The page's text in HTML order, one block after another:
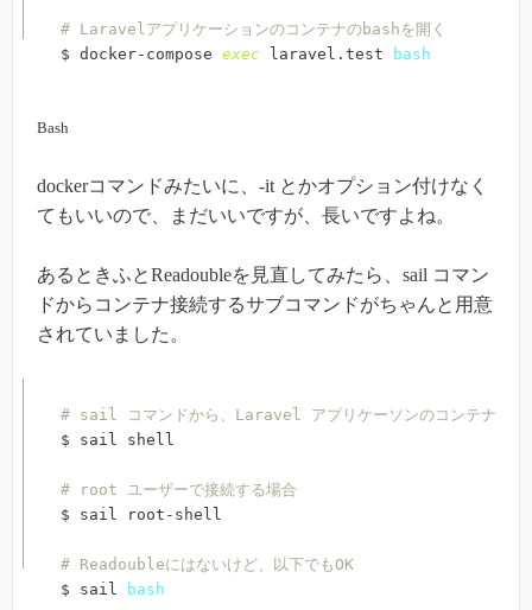
# Laravelアプリケーションのコンテナのbashを開く
$ docker-compose exec laravel.test bash
Bash
dockerコマンドみたいに、-it とかオプション付けなく
てもいいので、まだいいですが、長いですよね。
あるときふとReadoubleを見直してみたら、sail コマン
ドからコンテナ接続するサブコマンドがちゃんと用意
されていました。
# sail コマンドから、Laravel アプリケーソンのコンテナの
$ sail shell
# root ユーザーで接続する場合
$ sail root-shell
# Readoubleにはないけど、以下でもOK
$ sail
bash